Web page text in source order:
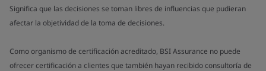
Significa que las decisiones se toman libres de influencias que pudieran
afectar la objetividad de la toma de decisiones.
Como organismo de certificación acreditado, BSI Assurance no puede
ofrecer certificación a clientes que también hayan recibido consultoría de